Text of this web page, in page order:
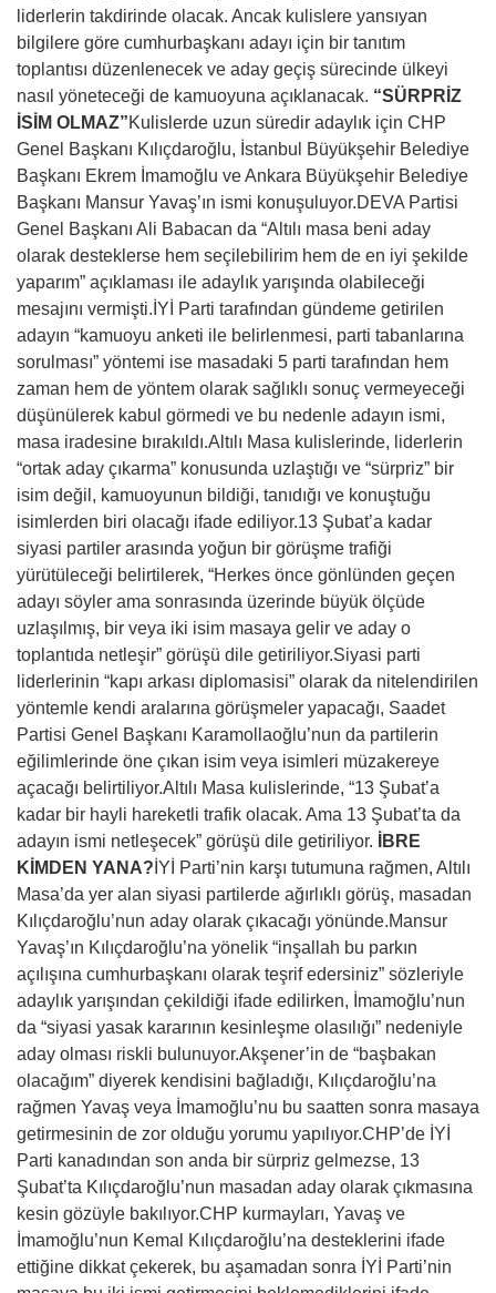
liderlerin takdirinde olacak. Ancak kulislere yansıyan
bilgilere göre cumhurbaşkanı adayı için bir tanıtım
toplantısı düzenlenecek ve aday geçiş sürecinde ülkeyi
nasıl yöneteceği de kamuoyuna açıklanacak. “SÜRPRİZ
İSİM OLMAZ”Kulislerde uzun süredir adaylık için CHP
Genel Başkanı Kılıçdaroğlu, İstanbul Büyükşehir Belediye
Başkanı Ekrem İmamoğlu ve Ankara Büyükşehir Belediye
Başkanı Mansur Yavaş’ın ismi konuşuluyor.DEVA Partisi
Genel Başkanı Ali Babacan da “Altılı masa beni aday
olarak desteklerse hem seçilebilirim hem de en iyi şekilde
yaparım” açıklaması ile adaylık yarışında olabileceği
mesajını vermişti.İYİ Parti tarafından gündeme getirilen
adayın “kamuoyu anketi ile belirlenmesi, parti tabanlarına
sorulması” yöntemi ise masadaki 5 parti tarafından hem
zaman hem de yöntem olarak sağlıklı sonuç vermeyeceği
düşünülerek kabul görmedi ve bu nedenle adayın ismi,
masa iradesine bırakıldı.Altılı Masa kulislerinde, liderlerin
“ortak aday çıkarma” konusunda uzlaştığı ve “sürpriz” bir
isim değil, kamuoyunun bildiği, tanıdığı ve konuştuğu
isimlerden biri olacağı ifade ediliyor.13 Şubat’a kadar
siyasi partiler arasında yoğun bir görüşme trafiği
yürütüleceği belirtilerek, “Herkes önce gönlünden geçen
adayı söyler ama sonrasında üzerinde büyük ölçüde
uzlaşılmış, bir veya iki isim masaya gelir ve aday o
toplantıda netleşir” görüşü dile getiriliyor.Siyasi parti
liderlerinin “kapı arkası diplomasisi” olarak da nitelendirilen
yöntemle kendi aralarına görüşmeler yapacağı, Saadet
Partisi Genel Başkanı Karamollaoğlu’nun da partilerin
eğilimlerinde öne çıkan isim veya isimleri müzakereye
açacağı belirtiliyor.Altılı Masa kulislerinde, “13 Şubat’a
kadar bir hayli hareketli trafik olacak. Ama 13 Şubat’ta da
adayın ismi netleşecek” görüşü dile getiriliyor.
İBRE
KİMDEN YANA? İYİ Parti’nin karşı tutumuna rağmen, Altılı
Masa’da yer alan siyasi partilerde ağırlıklı görüş, masadan
Kılıçdaroğlu’nun aday olarak çıkacağı yönünde.Mansur
Yavaş’ın Kılıçdaroğlu’na yönelik “inşallah bu parkın
açılışına cumhurbaşkanı olarak teşrif edersiniz” sözleriyle
adaylık yarışından çekildiği ifade edilirken, İmamoğlu’nun
da “siyasi yasak kararının kesinleşme olasılığı” nedeniyle
aday olması riskli bulunuyor.Akşener’in de “başbakan
olacağım” diyerek kendisini bağladığı, Kılıçdaroğlu’na
rağmen Yavaş veya İmamoğlu’nu bu saatten sonra masaya
getirmesinin de zor olduğu yorumu yapılıyor.CHP’de İYİ
Parti kanadından son anda bir sürpriz gelmezse, 13
Şubat’ta Kılıçdaroğlu’nun masadan aday olarak çıkmasına
kesin gözüyle bakılıyor.CHP kurmayları, Yavaş ve
İmamoğlu’nun Kemal Kılıçdaroğlu’na desteklerini ifade
ettiğine dikkat çekerek, bu aşamadan sonra İYİ Parti’nin